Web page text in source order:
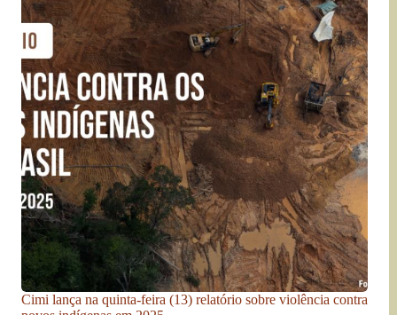
Cimi lança na quinta-feira (13) relatório sobre violência contra